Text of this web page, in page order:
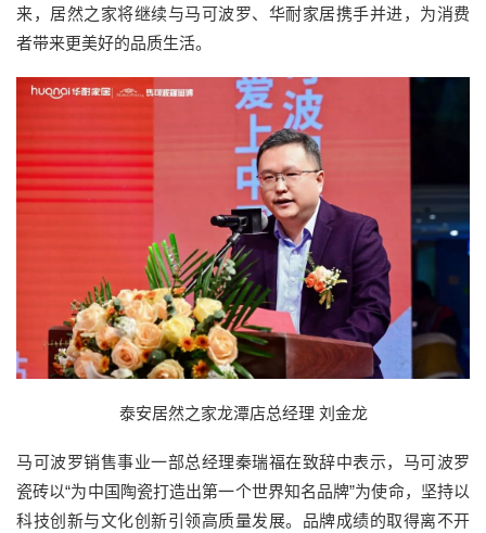
来，居然之家将继续与马可波罗、华耐家居携手并进，为消费
者带来更美好的品质生活。
泰安居然之家龙潭店总经理 刘金龙
马可波罗销售事业一部总经理秦瑞福在致辞中表示，马可波罗
瓷砖以“为中国陶瓷打造出第一个世界知名品牌”为使命，坚持以
科技创新与文化创新引领高质量发展。品牌成绩的取得离不开